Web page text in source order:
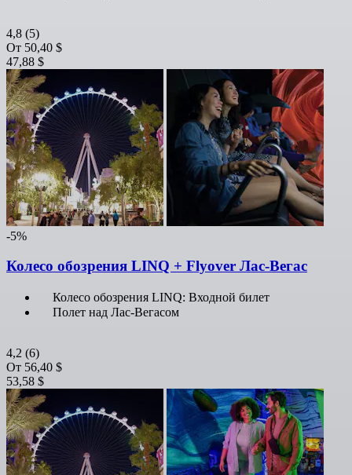
4,8 (5)
От 50,40 $
47,88 $
-5%
Колесо обозрения LINQ + Flyover Лас-Вегас
Колесо обозрения LINQ: Входной билет
Полет над Лас-Вегасом
4,2 (6)
От 56,40 $
53,58 $